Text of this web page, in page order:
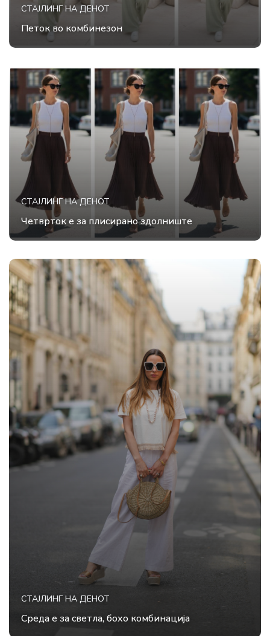
СТАЈЛИНГ НА ДЕНОТ
Петок во комбинезон
СТАЈЛИНГ НА ДЕНОТ
Четврток е за плисирано здолниште
СТАЈЛИНГ НА ДЕНОТ
Среда е за светла, бохо комбинација